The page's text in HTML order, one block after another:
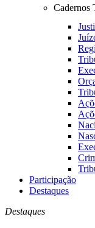
Cadernos
Participação
Destaques
Destaques